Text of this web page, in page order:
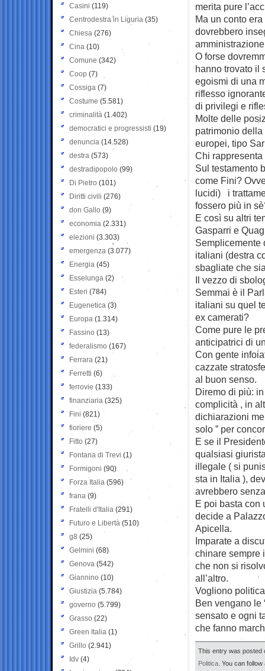
merita pure
Ma un conto
dovrebbero
O forse
hanno trovato il
egoismi di una
riflesso
di privilegi e
Molte delle
patrimonio
europei, tipo
Chi rappresenta
Sul testamento
come Fini?
lucidi) i
fossero più in
E così su altri
Gasparri e
Semplicemente
italiani (destra
sbagliate che
Il vezzo di
Semmai è il
italiani su quel
ex camerati?
Come pure le
anticipatrici di
Con gente
cazzate
al buon senso.
Diremo di più:
complicità , in
dichiarazioni
solo ” per
E se il
qualsiasi
illegale ( si
sta in Italia ),
avrebbero
E poi basta con
decide a
Apicella.
Imparate a
chinare sempre
che non si
all’altro.
Vogliono
Ben vengano le
sensato e ogni
che fanno
This entry was posted
Politica. You can
Casini (119)
Centrodestra in Liguria (35)
Chiesa (276)
Cina (10)
Comune (342)
Coop (7)
Cossiga (7)
Costume (5.581)
criminalità (1.402)
democratici e progressisti (19)
denuncia (14.528)
destra (573)
destradipopolo (99)
Di Pietro (101)
Diritti civili (276)
don Gallo (9)
economia (2.331)
elezioni (3.303)
emergenza (3.077)
Energia (45)
Esselunga (2)
Esteri (784)
Eugenetica (3)
Europa (1.314)
Fassino (13)
federalismo (167)
Ferrara (21)
Ferretti (6)
ferrovie (133)
finanziaria (325)
Fini (821)
fioriere (5)
Fitto (27)
Fontana di Trevi (1)
Formigoni (90)
Forza Italia (596)
frana (9)
Fratelli d'Italia (291)
Futuro e Libertà (510)
g8 (25)
Gelmini (68)
Genova (542)
Giannino (10)
Giustizia (5.784)
governo (5.799)
Grasso (22)
Green Italia (1)
Grillo (2.941)
Idv (4)